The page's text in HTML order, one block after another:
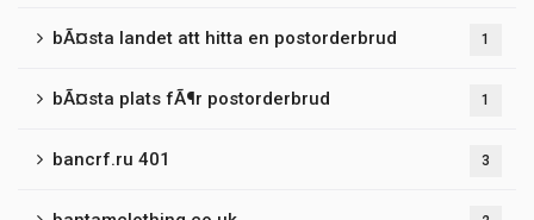
bÃ¤sta landet att hitta en postorderbrud 1
bÃ¤sta plats fÃ¶r postorderbrud 1
bancrf.ru 401 3